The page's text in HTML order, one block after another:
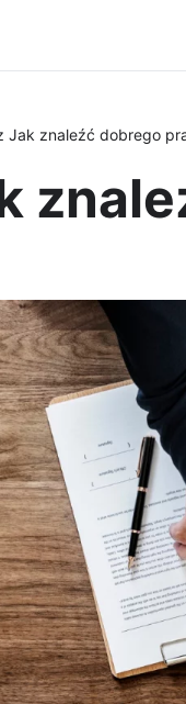
Jak znaleźć dobrego